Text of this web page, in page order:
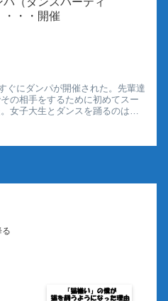
・・・開催
ぐにダンパが開催された。先輩達
の相手をするために初めてスー
女子大生とダンスを踊るのは始
る